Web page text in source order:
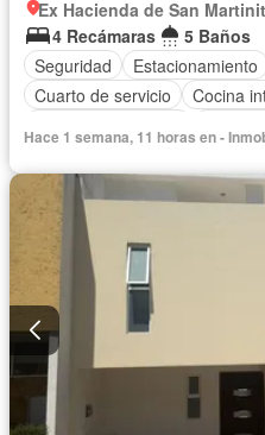
4 Recámaras
5 Baños
Seguridad
Estacionamiento
Cuarto de servicio
Cocina
Sin amueblar
Hace 1 semana, 11 horas en -